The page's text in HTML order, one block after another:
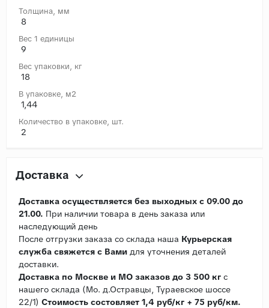
Толщина, мм
8
Вес 1 единицы
9
Вес упаковки, кг
18
В упаковке, м2
1,44
Количество в упаковке, шт.
2
Доставка
Доставка осуществляется без выходных с 09.00 до
21.00. При наличии товара в день заказа или
наследующий день
После отгрузки заказа со склада наша Курьерская
служба свяжется с Вами для уточнения деталей
доставки.
Доставка по Москве и МО заказов до 3 500 кг с
нашего склада (Мо. д.Остравцы, Тураевское шоссе
22/1) Стоимость состовляет 1,4 руб/кг + 75 руб/км.